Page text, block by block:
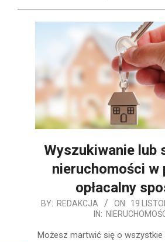
Wyszukiwanie lub
nieruchomości w
opłacalny
2019-
19
BY: REDAKCJA ON: 19
IN:
Możesz martwić się o wszystkie